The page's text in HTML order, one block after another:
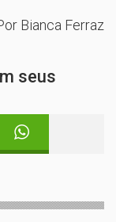
Bianca Ferraz
seus